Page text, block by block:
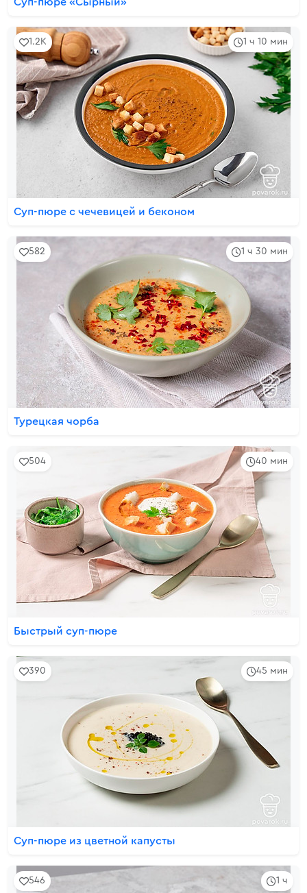
1 ч 10 мин
1.2K
Суп-пюре с чечевицей и беконом
1 ч 30 мин
582
Турецкая чорба
40 мин
504
Быстрый суп-пюре
45 мин
390
Суп-пюре из цветной капусты
1 ч
546